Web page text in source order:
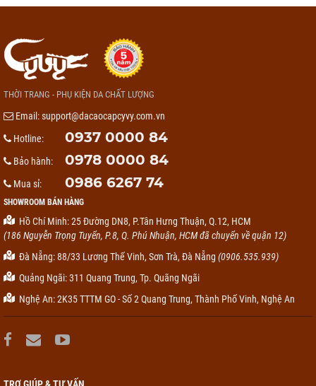
THỜI TRANG - PHỤ KIỆN DA CHẤT LƯỢNG
Email:support@dacaocapcyvy.com.vn
Hotline:
0937 0000 84
Bảo hành: 0978 0000 84
Mua sỉ: 0986 6267 74
SHOWROOM BÁN HÀNG
Hồ Chí Minh: 25 Đường DN8, P.Tân Hưng Thuận, Q.12, HCM
(186 Nguyễn Trọng Tuyển, P.8, Q. Phú Nhuận, HCM đã chuyển về quận 12)
Đà Nẵng: 88/33 Lương Thế Vinh, Sơn Trà, Đà Nẵng (0906.535.939)
Quảng Ngãi: 311 Quang Trung, Tp. Quãng Ngãi
Nghệ An: 2K35 TTTM GO - Số 2 Quang Trung, Thành Phố Vinh, Nghệ An